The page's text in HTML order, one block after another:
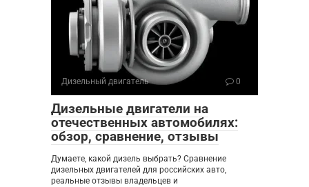
Дизельный двигатель 0
Дизельные двигатели на
отечественных автомобилях:
обзор, сравнение, отзывы
Думаете, какой дизель выбрать? Сравнение
дизельных двигателей для российских авто,
реальные отзывы владельцев и